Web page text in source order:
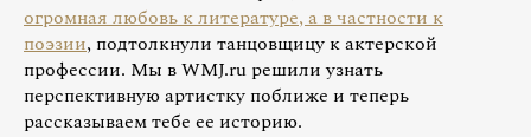
огромная любовь к литературе, а в частности к
поэзии, подтолкнули танцовщицу к актерской
профессии. Мы в WMJ.ru решили узнать
перспективную артистку поближе и теперь
рассказываем тебе ее историю.